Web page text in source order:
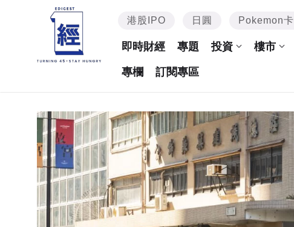
港股IPO 日圓 Pokemon卡
即時財經 專題 投資 樓市
專欄 訂閱專區